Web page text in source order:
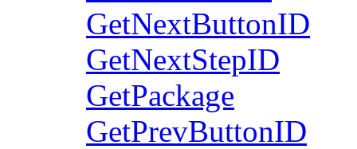
GetNextButtonID
GetNextStepID
GetPackage
GetPrevButtonID